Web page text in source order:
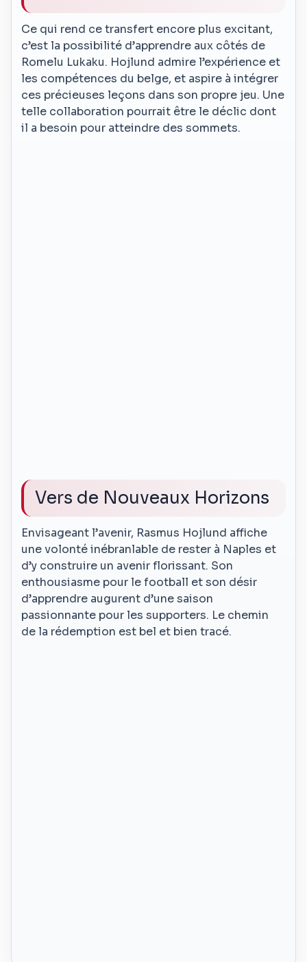
Ce qui rend ce transfert encore plus excitant,
c’est la possibilité d’apprendre aux côtés de
Romelu Lukaku. Hojlund admire l’expérience et
les compétences du belge, et aspire à intégrer
ces précieuses leçons dans son propre jeu. Une
telle collaboration pourrait être le déclic dont
il a besoin pour atteindre des sommets.
Vers de Nouveaux Horizons
Envisageant l’avenir, Rasmus Hojlund affiche
une volonté inébranlable de rester à Naples et
d’y construire un avenir florissant. Son
enthousiasme pour le football et son désir
d’apprendre augurent d’une saison
passionnante pour les supporters. Le chemin
de la rédemption est bel et bien tracé.